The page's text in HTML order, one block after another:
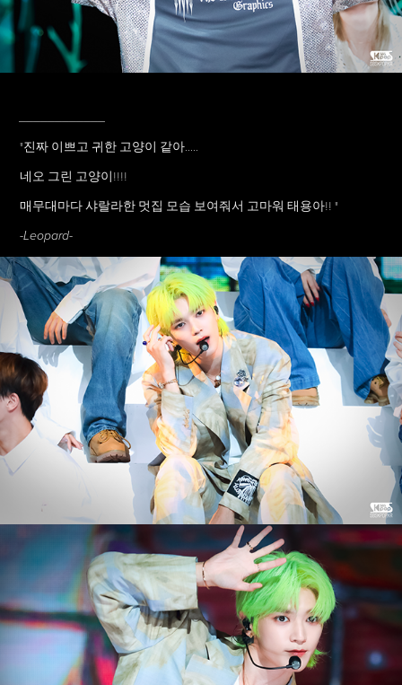
"진짜 이쁘고 귀한 고양이 같아.....
네오 그린 고양이!!!!
매무대마다 샤랄라한 멋집 모습 보여줘서 고마워 태용아!! "
-Leopard-